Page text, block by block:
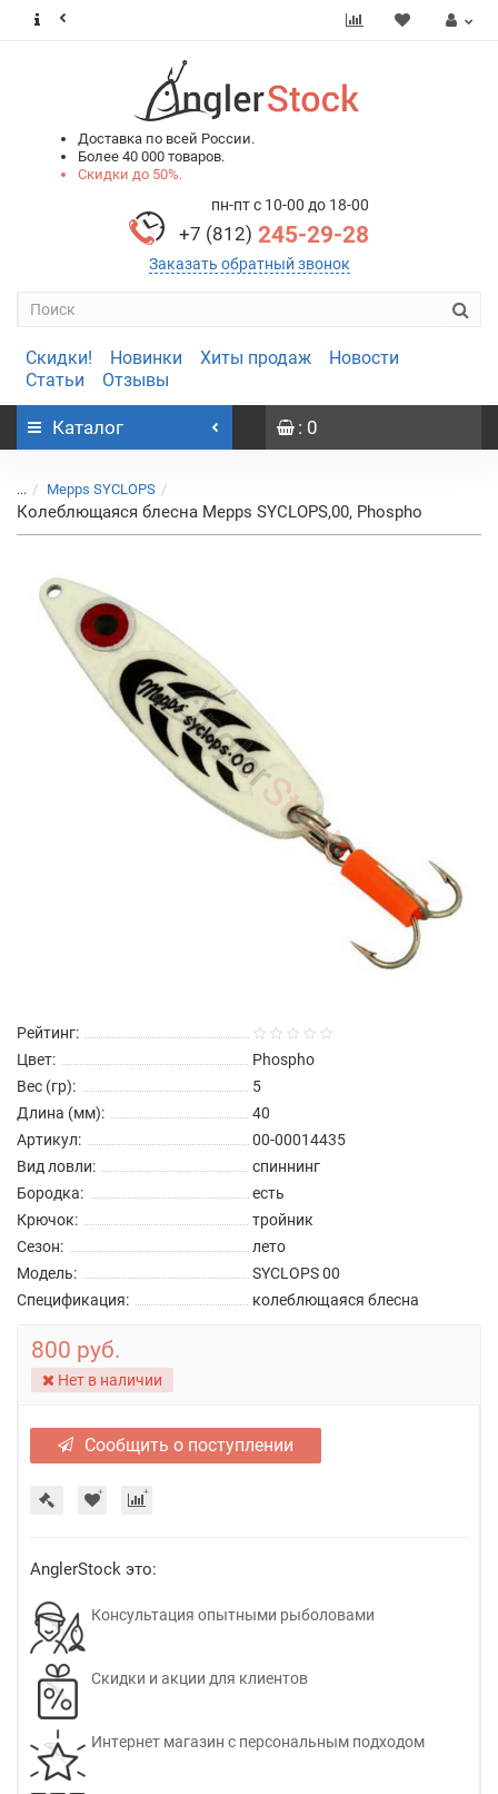
Доставка по всей России.
Более 40 000 товаров.
Скидки до 50%.
пн-пт с 10-00 до 18-00
+7 (812) 245-29-28
Заказать обратный звонок
Скидки! Новинки Хиты продаж
Новости
Статьи
Отзывы
Каталог : 0
... Mepps SYCLOPS
Колеблющаяся блесна Mepps SYCLOPS,00, Phospho
Рейтинг:
Цвет:
Phospho
Вес (гр):
5
Длина (мм):
40
Артикул:
00-00014435
Вид ловли:
спиннинг
Бородка:
есть
Крючок:
тройник
Сезон:
лето
Модель:
SYCLOPS 00
Спецификация:
колеблющаяся блесна
800 руб.
Нет в наличии
Сообщить о поступлении
AnglerStock это:
Консультация опытными рыболовами
Скидки и акции для клиентов
Интернет магазин с персональным подходом